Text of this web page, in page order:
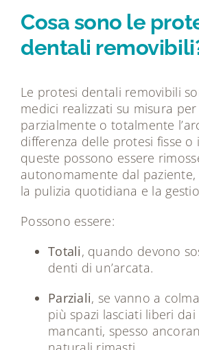
Cosa sono le
dentali
Le protesi dentali removibili
medici realizzati su misura
parzialmente o totalmente
differenza delle protesi fisse o
queste possono essere
autonomamente dal
la pulizia quotidiana e la
Possono essere:
Totali, quando devono
denti di un’arcata.
Parziali, se vanno a
più spazi lasciati liberi
mancanti, spesso